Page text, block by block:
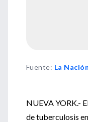
Fuente: La Nación
NUEVA YORK.-
de tuberculosis